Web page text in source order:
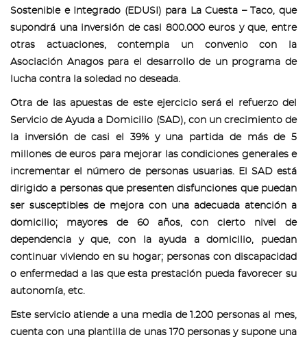
Sostenible e Integrado (EDUSI) para La Cuesta – Taco, que
supondrá una inversión de casi 800.000 euros y que, entre
otras actuaciones, contempla un convenio con la
Asociación Anagos para el desarrollo de un programa de
lucha contra la soledad no deseada.
Otra de las apuestas de este ejercicio será el refuerzo del
Servicio de Ayuda a Domicilio (SAD), con un crecimiento de
la inversión de casi el 39% y una partida de más de 5
millones de euros para mejorar las condiciones generales e
incrementar el número de personas usuarias. El SAD está
dirigido a personas que presenten disfunciones que puedan
ser susceptibles de mejora con una adecuada atención a
domicilio; mayores de 60 años, con cierto nivel de
dependencia y que, con la ayuda a domicilio, puedan
continuar viviendo en su hogar; personas con discapacidad
o enfermedad a las que esta prestación pueda favorecer su
autonomía, etc.
Este servicio atiende a una media de 1.200 personas al mes,
cuenta con una plantilla de unas 170 personas y supone una